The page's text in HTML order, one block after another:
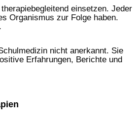
einsetzen. Jeder
Organismus zur Folge haben.
nicht anerkannt. Sie
Erfahrungen, Berichte und